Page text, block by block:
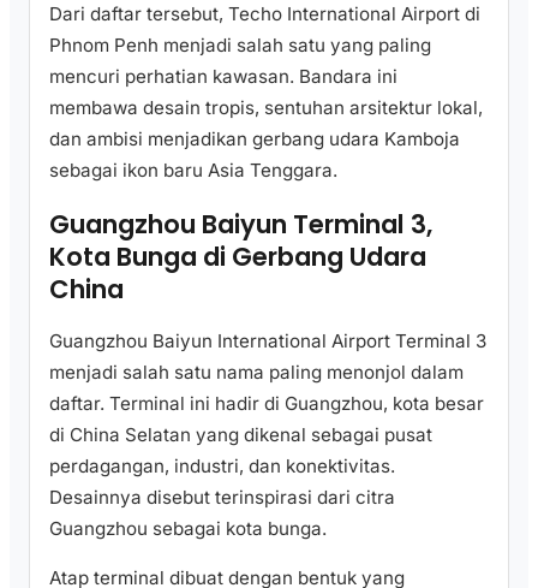
Dari daftar tersebut, Techo International Airport di
Phnom Penh menjadi salah satu yang paling
mencuri perhatian kawasan. Bandara ini
membawa desain tropis, sentuhan arsitektur lokal,
dan ambisi menjadikan gerbang udara Kamboja
sebagai ikon baru Asia Tenggara.
Guangzhou Baiyun Terminal 3,
Kota Bunga di Gerbang Udara
China
Guangzhou Baiyun International Airport Terminal 3
menjadi salah satu nama paling menonjol dalam
daftar. Terminal ini hadir di Guangzhou, kota besar
di China Selatan yang dikenal sebagai pusat
perdagangan, industri, dan konektivitas.
Desainnya disebut terinspirasi dari citra
Guangzhou sebagai kota bunga.
Atap terminal dibuat dengan bentuk yang